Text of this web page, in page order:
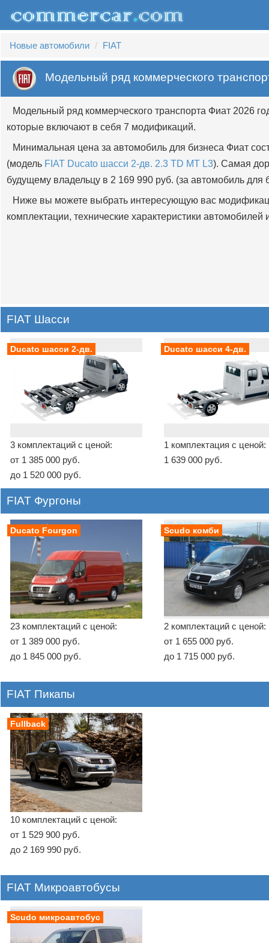
Новые автомобили FIAT
Модельный ряд коммерческого
Модельный ряд коммерческого транспорта Фиат 2026
которые включают в себя 7 модификаций.
Минимальная цена за автомобиль для бизнеса Фиат
(модель FIAT Ducato шасси 2-дв. 2.3 TD MT L3). Самая
будущему владельцу в 2 169 990 руб. (за автомобиль для
Ниже вы можете выбрать интересующую вас
комплектации, технические характеристики
FIAT Шасси
Ducato шасси 2-дв.
3 комплектаций с ценой:
от 1 385 000 руб.
до 1 520 000 руб.
Ducato шасси 4-дв.
1 комплектация с ценой:
1 639 000 руб.
FIAT Фургоны
Ducato Fourgon
23 комплектаций с ценой:
от 1 389 000 руб.
до 1 845 000 руб.
Scudo комби
2 комплектаций с ценой:
от 1 655 000 руб.
до 1 715 000 руб.
FIAT Пикапы
Fullback
10 комплектаций с ценой:
от 1 529 900 руб.
до 2 169 990 руб.
FIAT Микроавтобусы
Scudo микроавтобус